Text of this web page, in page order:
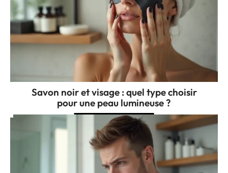
Savon noir et visage : quel type choisir
pour une peau lumineuse ?